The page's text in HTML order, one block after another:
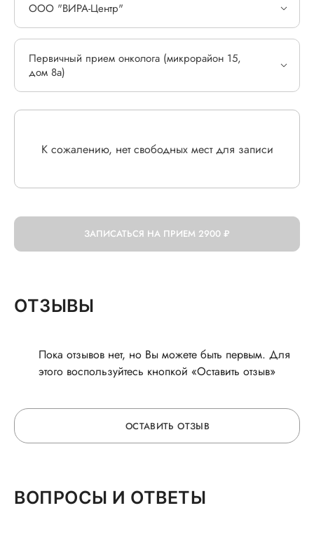
К сожалению, нет свободных мест для записи
ООО "ВИРА-Центр"
Первичный прием онколога (микрорайон 15,
дом 8а)
ЗАПИСАТЬСЯ НА ПРИЕМ 2900 ₽
ОТЗЫВЫ
Пока отзывов нет, но Вы можете быть первым. Для
этого воспользуйтесь кнопкой «Оставить отзыв»
ОСТАВИТЬ ОТЗЫВ
ВОПРОСЫ И ОТВЕТЫ